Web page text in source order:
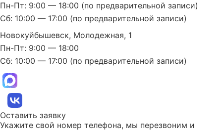
Пн-Пт: 9:00 — 18:00 (по предварительной записи)
Сб: 10:00 — 17:00 (по предварительной записи)
Новокуйбышевск, Молодежная, 1
Пн-Пт: 9:00 — 18:00
Сб: 10:00 — 17:00 (по предварительной записи)
Оставить заявку
Укажите свой номер телефона, мы перезвоним и